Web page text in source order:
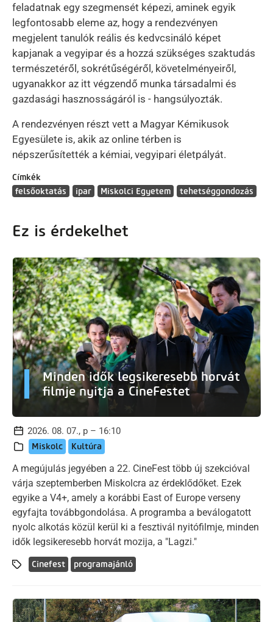
feladatnak egy szegmensét képezi, aminek egyik
legfontosabb eleme az, hogy a rendezvényen
megjelent tanulók reális és kedvcsináló képet
kapjanak a vegyipar és a hozzá szükséges szaktudás
természetéről, sokrétűségéről, követelményeiről,
ugyanakkor az itt végzendő munka társadalmi és
gazdasági hasznosságáról is - hangsúlyozták.
A rendezvényen részt vett a Magyar Kémikusok
Egyesülete is, akik az online térben is
népszerűsítették a kémiai, vegyipari életpályát.
Címkék
felsőoktatás
ipar Miskolci Egyetem tehetséggondozás
Ez is érdekelhet
Minden idők legsikeresebb horvát
filmje nyitja a CineFestet
2026. 08. 07., p – 16:10
Miskolc Kultúra
A megújulás jegyében a 22. CineFest több új szekcióval
várja szeptemberben Miskolcra az érdeklődőket. Ezek
egyike a V4+, amely a korábbi East of Europe verseny
egyfajta továbbgondolása. A programba a beválogatott
nyolc alkotás közül kerül ki a fesztivál nyitófilmje, minden
idők legsikeresebb horvát mozija, a "Lagzi."
Cinefest programajánló